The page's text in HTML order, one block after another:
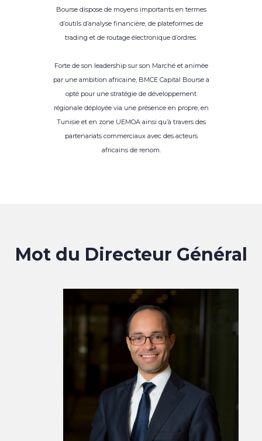
Bourse dispose de moyens importants en termes
d’outils d’analyse financière, de plateformes de
trading et de routage électronique d’ordres.
Forte de son leadership sur son Marché et animée
par une ambition africaine, BMCE Capital Bourse a
opté pour une stratégie de développement
régionale déployée via une présence en propre, en
Tunisie et en zone UEMOA ainsi qu’à travers des
partenariats commerciaux avec des acteurs
africains de renom.
Mot du Directeur Général